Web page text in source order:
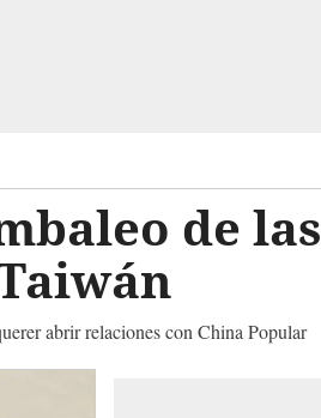
de las
abrir relaciones con China Popular